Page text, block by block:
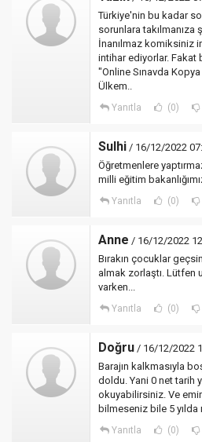
Türkiye'nin bu kadar
sorunlara takılmanıza
İnanılmaz komiksiniz
intihar ediyorlar.
"Online Sınavda
Ülkem..
Yanıtla (0)
Sulhi / 16/12/2022
Öğretmenlere
milli eğitim
Yanıtla (0)
Anne / 16/12/2022
Bırakın çocuklar
almak zorlaştı. Lütfen
varken...
Yanıtla (0)
Doğru / 16/12/2022
Barajın kalkmasıyla
doldu. Yani 0 net tarih
okuyabilirsiniz. Ve
bilmeseniz bile 5
Yanıtla (0)